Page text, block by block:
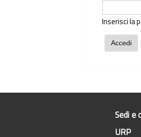
Inserisci la
Sedi e
URP